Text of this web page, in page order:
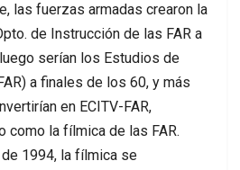
las fuerzas armadas crearon la
de Instrucción de las FAR a
serían los Estudios de
a finales de los 60, y más
en ECITV-FAR,
como la fílmica de las FAR.
1994, la fílmica se